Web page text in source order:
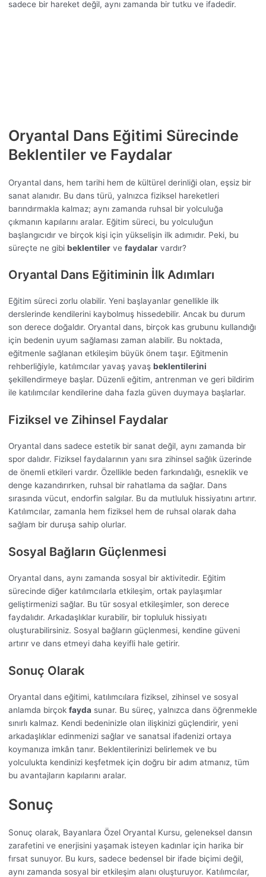
sadece bir hareket değil, aynı zamanda bir tutku ve ifadedir.
Oryantal Dans Eğitimi Sürecinde
Beklentiler ve Faydalar
Oryantal dans, hem tarihi hem de kültürel derinliği olan, eşsiz bir
sanat alanıdır. Bu dans türü, yalnızca fiziksel hareketleri
barındırmakla kalmaz; aynı zamanda ruhsal bir yolculuğa
çıkmanın kapılarını aralar. Eğitim süreci, bu yolculuğun
başlangıcıdır ve birçok kişi için yükselişin ilk adımıdır. Peki, bu
süreçte ne gibi beklentilerve faydalarvardır?
Oryantal Dans Eğitiminin İlk Adımları
Eğitim süreci zorlu olabilir. Yeni başlayanlar genellikle ilk
derslerinde kendilerini kaybolmuş hissedebilir. Ancak bu durum
son derece doğaldır. Oryantal dans, birçok kas grubunu kullandığı
için bedenin uyum sağlaması zaman alabilir. Bu noktada,
eğitmenle sağlanan etkileşim büyük önem taşır. Eğitmenin
rehberliğiyle, katılımcılar yavaş yavaş beklentilerini
şekillendirmeye başlar. Düzenli eğitim, antrenman ve geri bildirim
ile katılımcılar kendilerine daha fazla güven duymaya başlarlar.
Fiziksel ve Zihinsel Faydalar
Oryantal dans sadece estetik bir sanat değil, aynı zamanda bir
spor dalıdır. Fiziksel faydalarının yanı sıra zihinsel sağlık üzerinde
de önemli etkileri vardır. Özellikle beden farkındalığı, esneklik ve
denge kazandırırken, ruhsal bir rahatlama da sağlar. Dans
sırasında vücut, endorfin salgılar. Bu da mutluluk hissiyatını artırır.
Katılımcılar, zamanla hem fiziksel hem de ruhsal olarak daha
sağlam bir duruşa sahip olurlar.
Sosyal Bağların Güçlenmesi
Oryantal dans, aynı zamanda sosyal bir aktivitedir. Eğitim
sürecinde diğer katılımcılarla etkileşim, ortak paylaşımlar
geliştirmenizi sağlar. Bu tür sosyal etkileşimler, son derece
faydalıdır. Arkadaşlıklar kurabilir, bir topluluk hissiyatı
oluşturabilirsiniz. Sosyal bağların güçlenmesi, kendine güveni
artırır ve dans etmeyi daha keyifli hale getirir.
Sonuç Olarak
Oryantal dans eğitimi, katılımcılara fiziksel, zihinsel ve sosyal
anlamda birçok faydasunar. Bu süreç, yalnızca dans öğrenmekle
sınırlı kalmaz. Kendi bedeninizle olan ilişkinizi güçlendirir, yeni
arkadaşlıklar edinmenizi sağlar ve sanatsal ifadenizi ortaya
koymanıza imkân tanır. Beklentilerinizi belirlemek ve bu
yolculukta kendinizi keşfetmek için doğru bir adım atmanız, tüm
bu avantajların kapılarını aralar.
Sonuç
Sonuç olarak, Bayanlara Özel Oryantal Kursu, geleneksel dansın
zarafetini ve enerjisini yaşamak isteyen kadınlar için harika bir
fırsat sunuyor. Bu kurs, sadece bedensel bir ifade biçimi değil,
aynı zamanda sosyal bir etkileşim alanı oluşturuyor. Katılımcılar,